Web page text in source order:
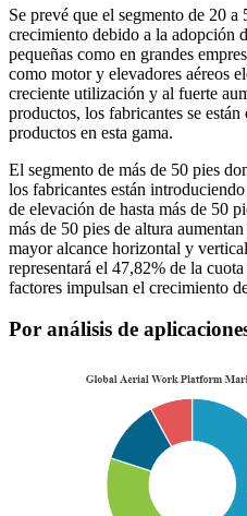
Se prevé que el segmento de 20
crecimiento debido a la adopción
pequeñas como en grandes
como motor y elevadores aéreos
creciente utilización y al fuerte
productos, los fabricantes se
productos en esta gama.
El segmento de más de 50 pies
los fabricantes están
de elevación de hasta más de 50
más de 50 pies de altura
mayor alcance horizontal y
representará el 47,82% de la
factores impulsan el crecimiento
Por análisis de